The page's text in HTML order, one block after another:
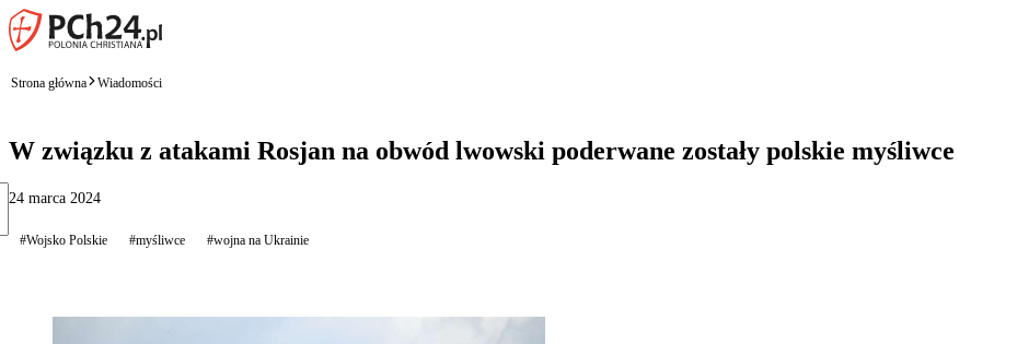
Strona główna Wiadomości
W związku z atakami Rosjan na obwód lwowski poderwane zostały polskie myśliwce
24 marca 2024
#Wojsko Polskie #myśliwce #wojna na Ukrainie